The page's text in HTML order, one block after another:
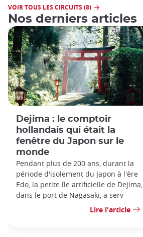
VOIR TOUS LES CIRCUITS (8)
Nos derniers articles
Dejima : le comptoir
hollandais qui était la
fenêtre du Japon sur le
monde
Pendant plus de 200 ans, durant la
période d'isolement du Japon à l'ère
Edo, la petite île artificielle de Dejima,
dans le port de Nagasaki, a serv
Lire l'article